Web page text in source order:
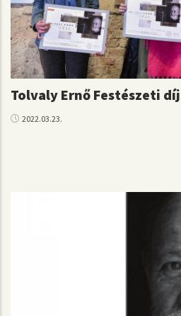
Tolvaly Ernő Festészeti
2022.03.23.